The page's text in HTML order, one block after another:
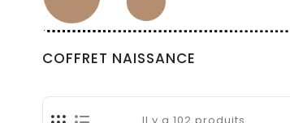
COFFRET NAISSANCE